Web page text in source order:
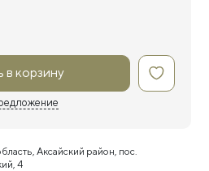
в корзину
Аксайский район, пос.
4